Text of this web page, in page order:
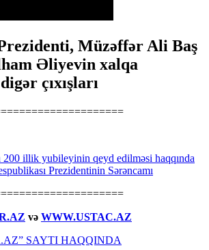
Müzəffər Ali Baş
Əliyevin xalqa
çıxışları
200 illik yubileyinin qeyd edilməsi haqqında
Prezidentinin Sərəncamı
və WWW.USTAC.AZ
SAYTI HAQQINDA